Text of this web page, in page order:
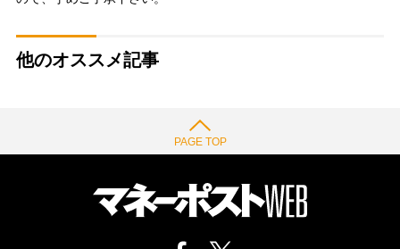
他のオススメ記事
PAGE TOP